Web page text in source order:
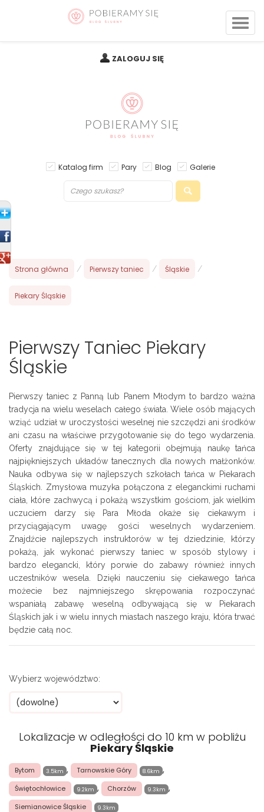
ZALOGUJ SIĘ
Katalog firm Pary Blog Galerie
Strona główna / Pierwszy taniec / Śląskie /
Piekary Śląskie
Pierwszy Taniec Piekary
Śląskie
Pierwszy taniec z Panną lub Panem Młodym to bardzo ważna
tradycja na wielu weselach całego świata. Wiele osób mających
wziąć udział w uroczystości weselnej nie szczędzi ani środków
ani czasu na właściwe przygotowanie się do tego wydarzenia.
Oferty znajdujące się w tej kategorii obejmują naukę tańca
najpiękniejszych układów tanecznych dla nowych małżonków.
Nauka odbywa się w najlepszych szkołach tańca w Piekarach
Śląskich. Zmysłowa muzyka połączona z eleganckimi ruchami
ciała, które zachwycą i pokażą wszystkim gościom, jak wielkim
uczuciem darzy się Para Młoda okaże się ciekawym i
przyciągającym uwagę gości weselnych wydarzeniem.
Znajdźcie najlepszych instruktorów w tej dziedzinie, którzy
pokażą, jak wykonać pierwszy taniec w sposób stylowy i
bardzo elegancki, który porwie do zabawy również innych
uczestników wesela. Dzięki nauczeniu się ciekawego tańca
możecie bez najmniejszego skrępowania rozpoczynać
wspaniałą zabawę weselną odbywającą się w Piekarach
Śląskich jak i w wielu innych miastach naszego kraju, która trwać
będzie całą noc.
Wybierz województwo:
Lokalizacje w odległości do 10 km w pobliżu
Piekary Śląskie
Bytom 3.5km , Tarnowskie Góry 8.6km ,
Świętochłowice 9.2km , Chorzów 9.3km ,
Siemianowice Śląskie 9.3km